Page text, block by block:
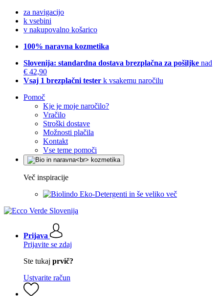
za navigacijo
k vsebini
v nakupovalno košarico
100% naravna kozmetika
Slovenija: standardna dostava brezplačna za pošiljke nad
€ 42,90
Vsaj 1 brezplačni tester k vsakemu naročilu
Pomoč
Kje je moje naročilo?
Vračilo
Stroški dostave
Možnosti plačila
Kontakt
Vse teme pomoči
Več inspiracije
Eko-Detergenti in še veliko več
Prijava
Prijavite se zdaj
Ste tukaj prvič?
Ustvarite račun